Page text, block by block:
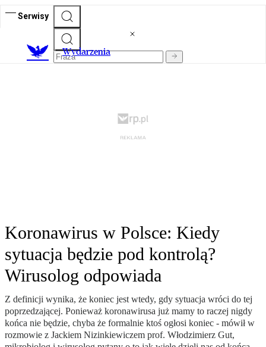
Serwisy
Wydarzenia
Koronawirus w Polsce: Kiedy
sytuacja będzie pod kontrolą?
Wirusolog odpowiada
Z definicji wynika, że koniec jest wtedy, gdy sytuacja wróci do tej
poprzedzającej. Ponieważ koronawirusa już mamy to raczej nigdy
końca nie będzie, chyba że formalnie ktoś ogłosi koniec - mówił w
rozmowie z Jackiem Nizinkiewiczem prof. Włodzimierz Gut,